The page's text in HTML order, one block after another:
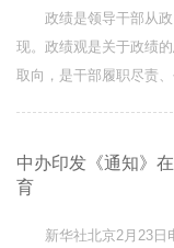
政绩是领导干部从
现。政绩观是关于政绩
取向，是干部履职尽责、
中办印发《通知》
育
新华社北京2月23